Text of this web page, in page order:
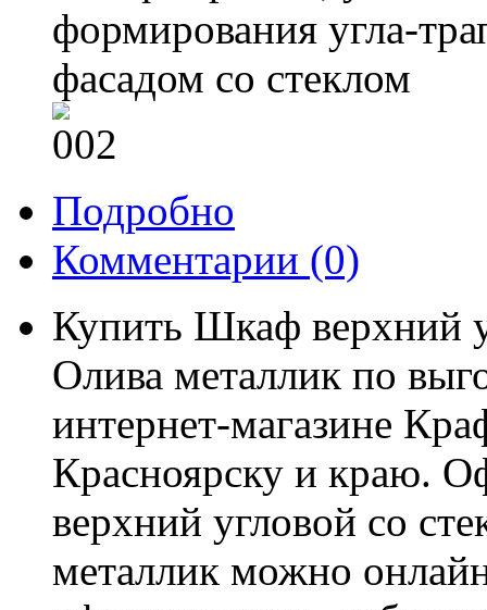
формирования угла-
фасадом со стеклом
Подробно
Комментарии (0)
Купить Шкаф верхний
Олива металлик по
интернет-магазине
Красноярску и краю.
верхний угловой со
металлик можно